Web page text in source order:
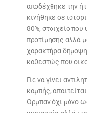
αποδέχθηκε την
κινήθηκε σε
80%, στοιχείο
προτίμησης αλλά
χαρακτήρα
καθεστώς που
Για να γίνει
καμπής,
Όρμπαν όχι μόνο